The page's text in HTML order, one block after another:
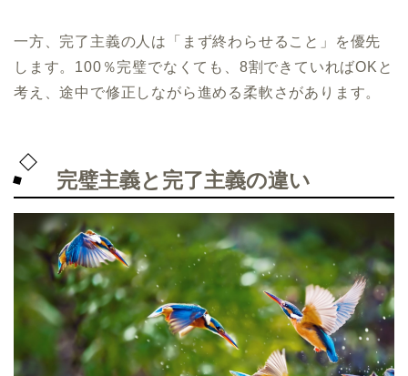
一方、完了主義の人は「まず終わらせること」を優先
します。100％完璧でなくても、8割できていればOKと
考え、途中で修正しながら進める柔軟さがあります。
完璧主義と完了主義の違い